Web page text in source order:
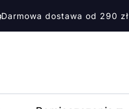
Darmowa dostawa od 290 zł